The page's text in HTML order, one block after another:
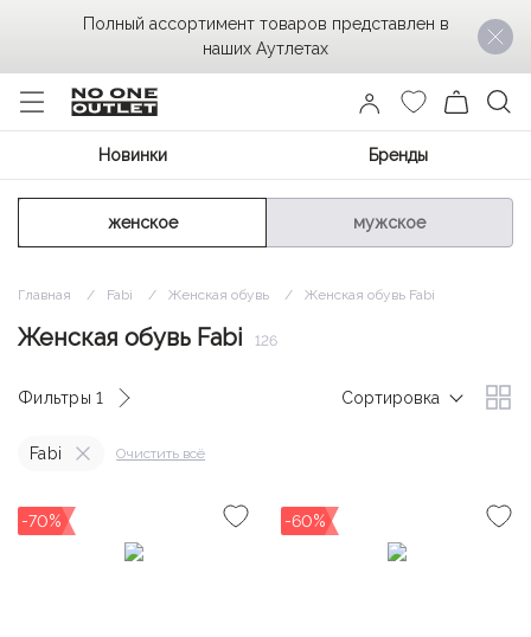
Новинки Бренды
женское мужское
Главная Fabi Женская обувь Женская обувь Fabi
Женская обувь Fabi 126
Фильтры 1 Сортировка
Fabi Очистить всё
-70% -60%
Полный ассортимент товаров представлен в
наших Аутлетах